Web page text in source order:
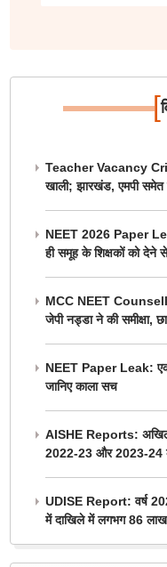
[
Teacher Vacancy
खाली; झारखंड, एमपी समेत
NEET 2026 Paper
ही समूह के शिक्षकों को देने
MCC NEET
जेपी नड्डा ने की समीक्षा,
NEET Paper Leak: एक
जानिए काला सच
AISHE Reports: अखिल
2022-23 और 2023-24 के
UDISE Report: वर्ष
में दाखिले में लगभग 86